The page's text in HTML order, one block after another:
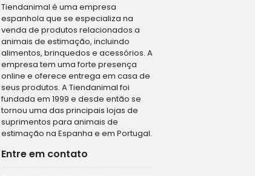
Tiendanimal é uma empresa
espanhola que se especializa na
venda de produtos relacionados a
animais de estimação, incluindo
alimentos, brinquedos e acessórios. A
empresa tem uma forte presença
online e oferece entrega em casa de
seus produtos. A Tiendanimal foi
fundada em 1999 e desde então se
tornou uma das principais lojas de
suprimentos para animais de
estimação na Espanha e em Portugal.
Entre em contato